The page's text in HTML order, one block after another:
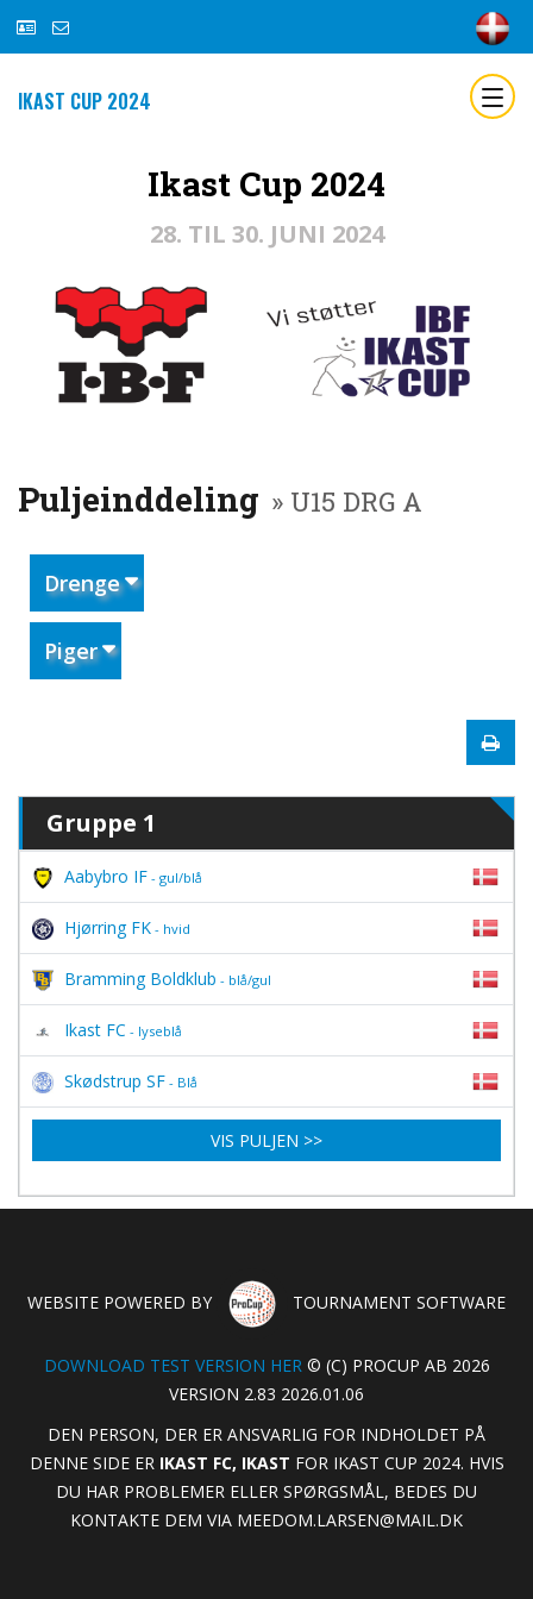
IKAST CUP 2024
Ikast Cup 2024
28. TIL 30. JUNI 2024
Puljeinddeling » U15 DRG A
Drenge
Piger
Gruppe 1
Aabybro IF - gul/blå
Hjørring FK - hvid
Bramming Boldklub - blå/gul
Ikast FC - lyseblå
Skødstrup SF - Blå
VIS PULJEN >>
WEBSITE POWERED BY TOURNAMENT SOFTWARE
DOWNLOAD TEST VERSION HER© (C) PROCUP AB 2026
VERSION 2.83 2026.01.06
DEN PERSON, DER ER ANSVARLIG FOR INDHOLDET PÅ
DENNE SIDE ER IKAST FC, IKAST FOR IKAST CUP 2024. HVIS
DU HAR PROBLEMER ELLER SPØRGSMÅL, BEDES DU
KONTAKTE DEM VIA MEEDOM.LARSEN@MAIL.DK